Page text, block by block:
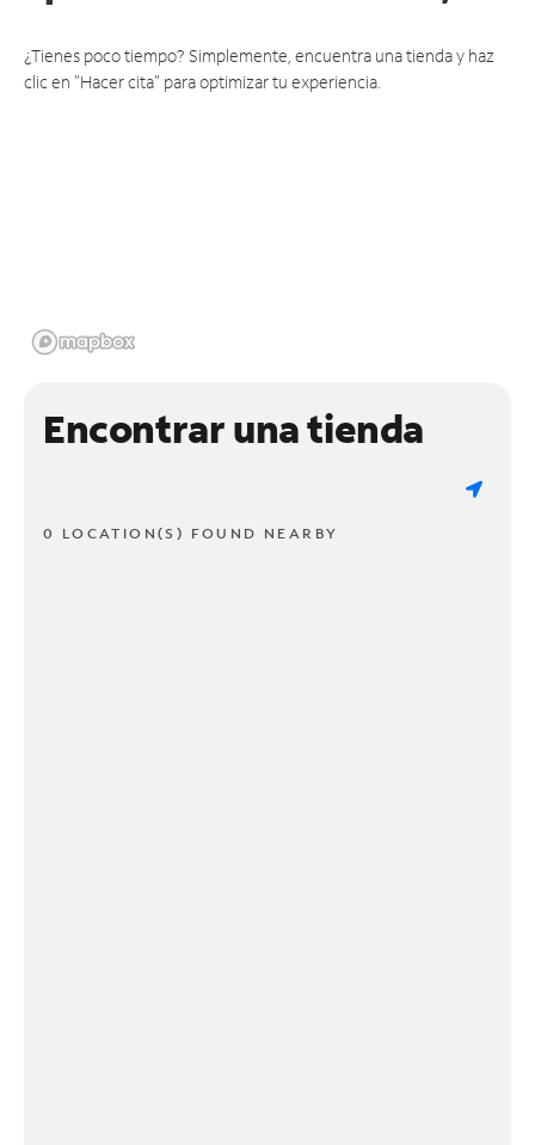
¿Tienes poco tiempo? Simplemente, encuentra una tienda y haz
clic en "Hacer cita" para optimizar tu experiencia.
Encontrar una tienda
0 LOCATION(S) FOUND NEARBY